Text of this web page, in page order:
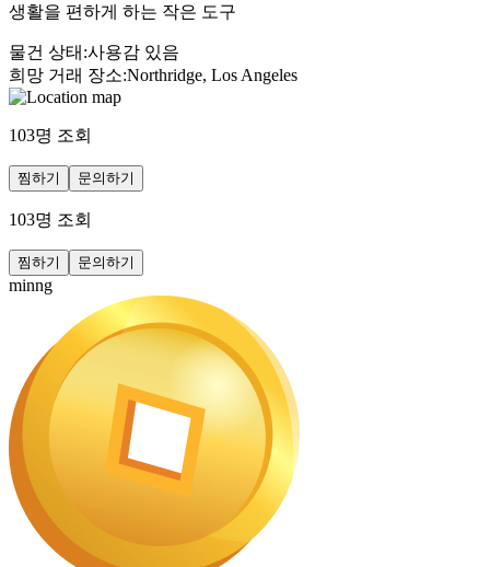
생활을 편하게 하는 작은 도구
물건 상태 :사용감 있음
희망 거래 장소:Northridge, Los Angeles
103명 조회
찜하기 문의하기
103명 조회
찜하기 문의하기
minng